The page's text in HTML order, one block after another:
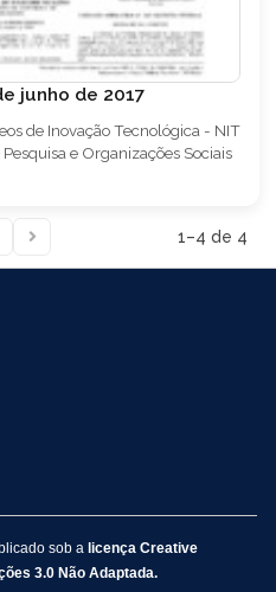
junho de 2017
de Inovação Tecnológica - NIT
e Organizações Sociais
1–4 de 4
sob a licença Creative
3.0 Não Adaptada.